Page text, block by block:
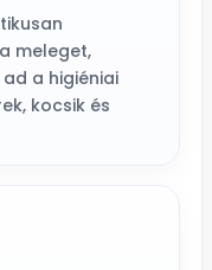
meleget,
a higiéniai
kocsik és